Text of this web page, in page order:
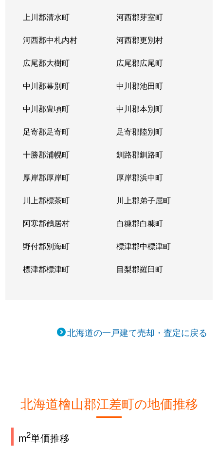
上川郡清水町 河西郡芽室町
河西郡中札内村 河西郡更別村
広尾郡大樹町 広尾郡広尾町
中川郡幕別町 中川郡池田町
中川郡豊頃町 中川郡本別町
足寄郡足寄町 足寄郡陸別町
十勝郡浦幌町 釧路郡釧路町
厚岸郡厚岸町 厚岸郡浜中町
川上郡標茶町 川上郡弟子屈町
阿寒郡鶴居村 白糠郡白糠町
野付郡別海町 標津郡中標津町
標津郡標津町 目梨郡羅臼町
北海道の一戸建て売却・査定に戻る
北海道檜山郡江差町の地価推移
m2単価推移